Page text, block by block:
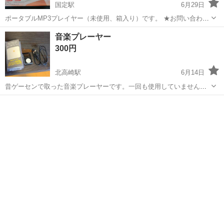
国定駅
6月29日
ポータブルMP3プレイヤー（未使用、箱入り）です。 ★お問い合わせ
前に必ずプロフィールをお読みください。 ★定型文不可（結果お取り
引きに至らない方とてもが多いので） 撮影の為箱より開けました。 画
像よ...
群馬 伊勢崎市 国定駅
MP3プレイヤー
音楽プレーヤー
300円
北高崎駅
6月14日
昔ゲーセンで取った音楽プレーヤーです。一回も使用していませんが
箱は汚れがありますし、蓋が無いのでおまけだと思って下さい！